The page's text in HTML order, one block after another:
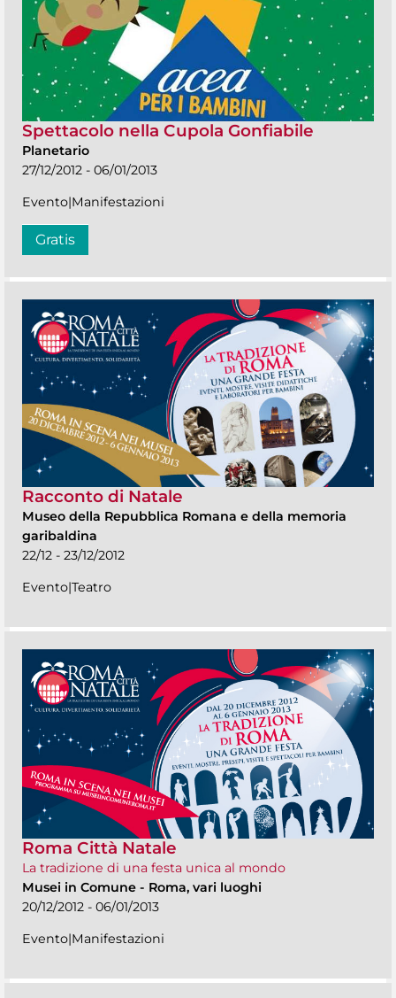
Spettacolo nella Cupola Gonfiabile
Planetario
27/12/2012 - 06/01/2013
Evento|Manifestazioni
Gratis
Racconto di Natale
Museo della Repubblica Romana e della memoria
garibaldina
22/12 - 23/12/2012
Evento|Teatro
Roma Città Natale
La tradizione di una festa unica al mondo
Musei in Comune - Roma, vari luoghi
20/12/2012 - 06/01/2013
Evento|Manifestazioni